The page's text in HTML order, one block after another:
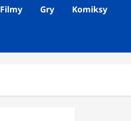
Filmy Gry
Komiksy